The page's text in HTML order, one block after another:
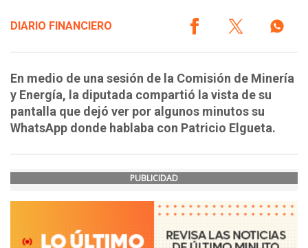
DIARIO FINANCIERO
En medio de una sesión de la Comisión de Minería
y Energía, la diputada compartió la vista de su
pantalla que dejó ver por algunos minutos su
WhatsApp donde hablaba con Patricio Elgueta.
PUBLICIDAD